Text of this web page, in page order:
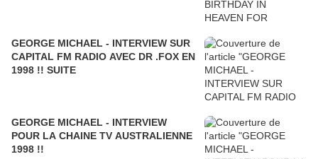
GEORGE MICHAEL - INTERVIEW SUR
CAPITAL FM RADIO AVEC DR .FOX EN
1998 !! SUITE
GEORGE MICHAEL - INTERVIEW
POUR LA CHAINE TV AUSTRALIENNE
1998 !!